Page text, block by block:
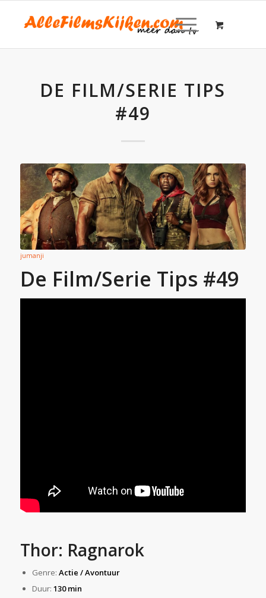
DE FILM/SERIE TIPS
#49
jumanji
De Film/Serie Tips #49
Thor: Ragnarok
Genre: Actie / Avontuur
Duur: 130 min